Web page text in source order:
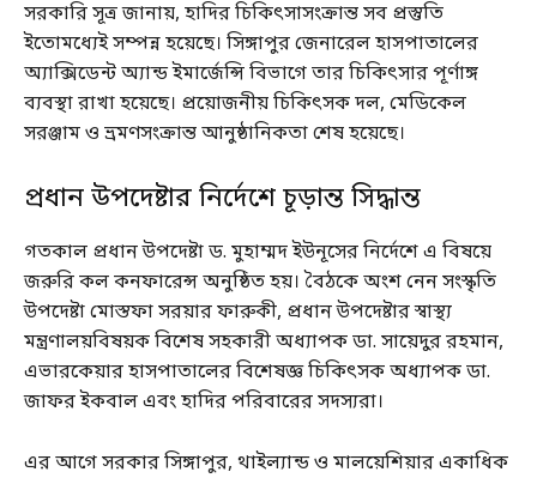
সরকারি সূত্র জানায়, হাদির চিকিৎসাসংক্রান্ত সব প্রস্তুতি
ইতোমধ্যেই সম্পন্ন হয়েছে। সিঙ্গাপুর জেনারেল হাসপাতালের
অ্যাক্সিডেন্ট অ্যান্ড ইমার্জেন্সি বিভাগে তার চিকিৎসার পূর্ণাঙ্গ
ব্যবস্থা রাখা হয়েছে। প্রয়োজনীয় চিকিৎসক দল, মেডিকেল
সরঞ্জাম ও ভ্রমণসংক্রান্ত আনুষ্ঠানিকতা শেষ হয়েছে।
প্রধান উপদেষ্টার নির্দেশে চূড়ান্ত সিদ্ধান্ত
গতকাল প্রধান উপদেষ্টা ড. মুহাম্মদ ইউনূসের নির্দেশে এ বিষয়ে
জরুরি কল কনফারেন্স অনুষ্ঠিত হয়। বৈঠকে অংশ নেন সংস্কৃতি
উপদেষ্টা মোস্তফা সরয়ার ফারুকী, প্রধান উপদেষ্টার স্বাস্থ্য
মন্ত্রণালয়বিষয়ক বিশেষ সহকারী অধ্যাপক ডা. সায়েদুর রহমান,
এভারকেয়ার হাসপাতালের বিশেষজ্ঞ চিকিৎসক অধ্যাপক ডা.
জাফর ইকবাল এবং হাদির পরিবারের সদস্যরা।
এর আগে সরকার সিঙ্গাপুর, থাইল্যান্ড ও মালয়েশিয়ার একাধিক